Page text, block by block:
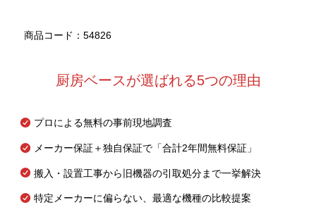
商品コード：54826
厨房ベースが選ばれる5つの理由
プロによる無料の事前現地調査
メーカー保証＋独自保証で「合計2年間無料保証」
搬入・設置工事から旧機器の引取処分まで一挙解決
特定メーカーに偏らない、最適な機種の比較提案